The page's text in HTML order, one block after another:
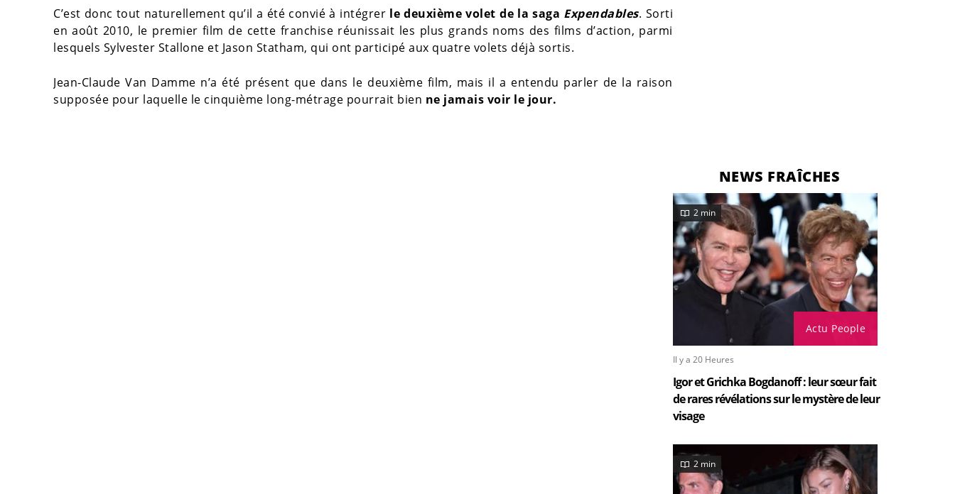
C’est donc tout naturellement qu’il a été convié à intégrer le deuxième volet de la saga Expendables. Sorti
en août 2010, le premier film de cette franchise réunissait les plus grands noms des films d’action, parmi
lesquels Sylvester Stallone et Jason Statham, qui ont participé aux quatre volets déjà sortis.
Jean-Claude Van Damme n’a été présent que dans le deuxième film, mais il a entendu parler de la raison
supposée pour laquelle le cinquième long-métrage pourrait bien ne jamais voir le jour.
NEWS FRAÎCHES
Actu People
2 min
Il y a 20 Heures
Igor et Grichka Bogdanoff : leur sœur fait
de rares révélations sur le mystère de leur
visage
2 min